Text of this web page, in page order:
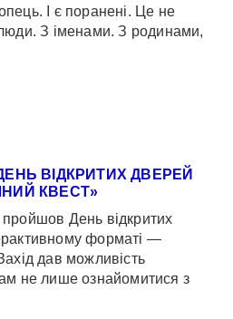
І є поранені. Це не
З іменами. З родинами,
ВІДКРИТИХ ДВЕРЕЙ
КВЕСТ»
День відкритих
форматі —
дав можливість
не лише ознайомитися з